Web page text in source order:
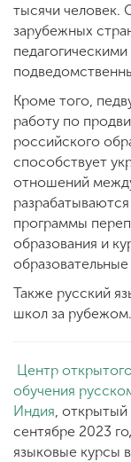
тысячи человек.
зарубежных
Кроме того,
работу по
российского
способствует
отношений
программы
образования и
Также русский
школ за рубежом.
Центр
обучения
Индия ,
сентябре 2023
языковые курсы